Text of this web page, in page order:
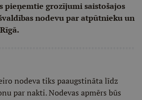
pieņemtie grozījumi saistošajos
nodevu par atpūtnieku un
nodeva tiks paaugstināta līdz
par nakti. Nodevas apmērs būs